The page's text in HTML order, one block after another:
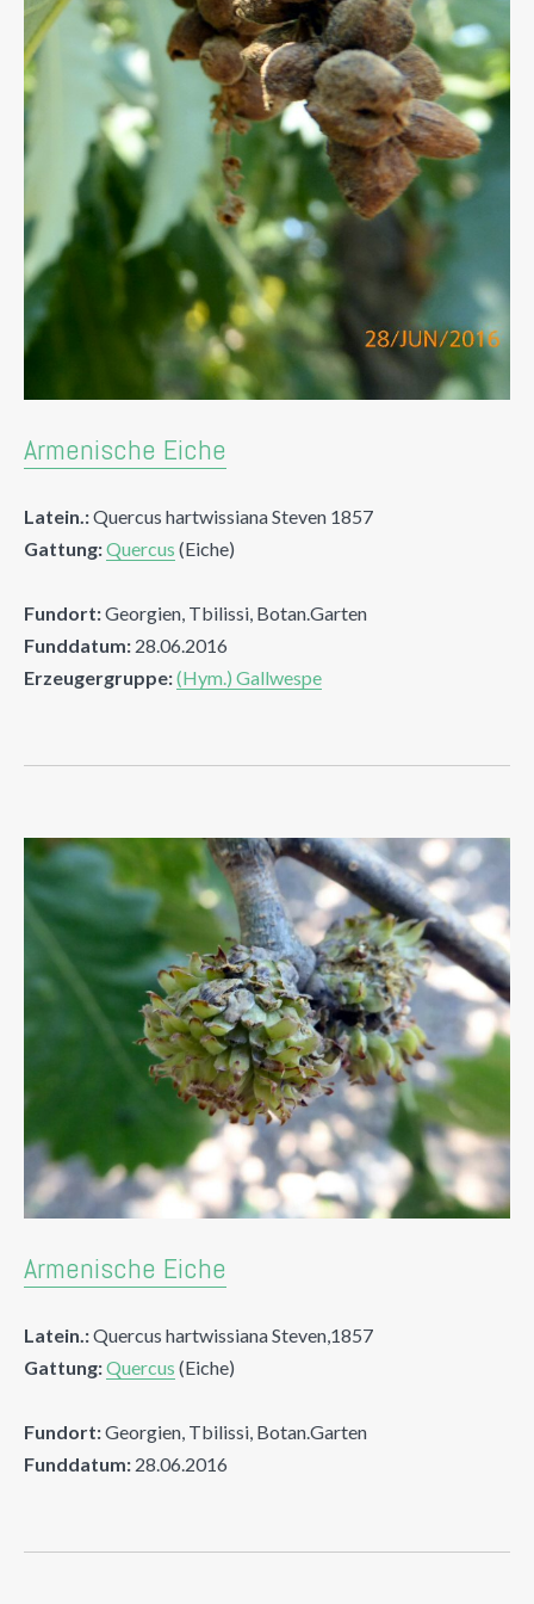
Armenische Eiche
Latein.:Quercus hartwissiana Steven 1857
Gattung:Quercus (Eiche)
Fundort:Georgien, Tbilissi, Botan.Garten
Funddatum: 28.06.2016
Erzeugergruppe:(Hym.) Gallwespe
Armenische Eiche
Latein.:Quercus hartwissiana Steven,1857
Gattung:Quercus (Eiche)
Fundort:Georgien, Tbilissi, Botan.Garten
Funddatum: 28.06.2016